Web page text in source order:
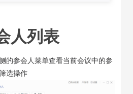
人列表
的参会人菜单查看当前会议中的参
选操作